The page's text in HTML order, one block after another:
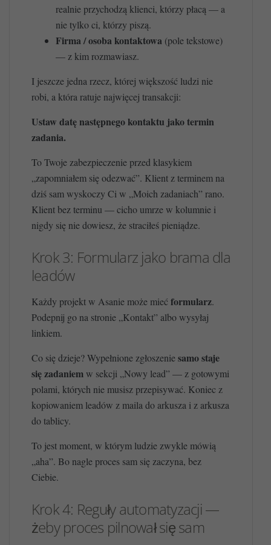
realnie przychodzą klienci, którzy płacą — a
nie tylko ci, którzy piszą.
Firma / osoba kontaktowa (pole tekstowe)
— z kim rozmawiasz.
I jeszcze jedna rzecz, której większość ludzi nie
robi, a która ratuje najwięcej transakcji:
Ustaw datę następnego kontaktu jako termin
zadania.
To Twoje zabezpieczenie przed klasykiem
„zapomniałem się odezwać”. Klient z terminem na
dziś sam wyskoczy Ci w „Moich zadaniach” rano.
Klient bez terminu — cicho umrze w kolumnie i
nigdy się nie dowiesz, że straciłeś pieniądze.
Krok 3: Formularz jako brama dla
leadów
Każdy projekt w Asanie może mieć formularz.
Podepnij go na stronie „Kontakt” albo wysyłaj
linkiem.
Co się dzieje? Wypełnione zgłoszeniesamo staje
się zadaniemw sekcji „Nowy lead” — z gotowymi
polami, których nie musisz przepisywać. Koniec z
kopiowaniem leadów z maila do arkusza i z arkusza
do tablicy.
To jest moment, w którym ludzie zwykle mówią
„aha”. Bo nagle proces sam się zaczyna, bez
Ciebie.
Krok 4: Reguły automatyzacji —
żeby proces pilnował się sam